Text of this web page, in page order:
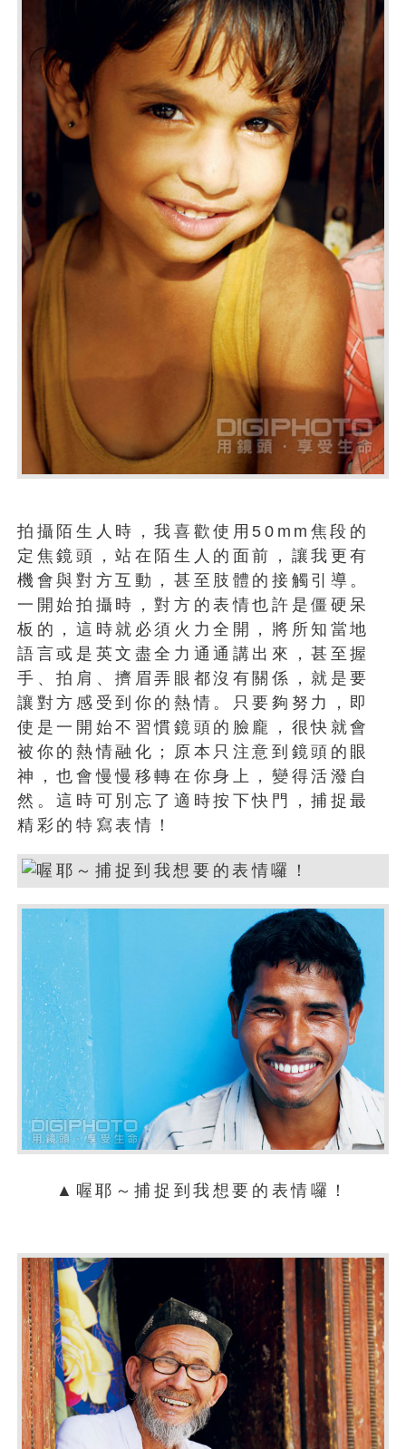
拍攝陌生人時，我喜歡使用50mm焦段的
定焦鏡頭，站在陌生人的面前，讓我更有
機會與對方互動，甚至肢體的接觸引導。
一開始拍攝時，對方的表情也許是僵硬呆
板的，這時就必須火力全開，將所知當地
語言或是英文盡全力通通講出來，甚至握
手、拍肩、擠眉弄眼都沒有關係，就是要
讓對方感受到你的熱情。只要夠努力，即
使是一開始不習慣鏡頭的臉龐，很快就會
被你的熱情融化；原本只注意到鏡頭的眼
神，也會慢慢移轉在你身上，變得活潑自
然。這時可別忘了適時按下快門，捕捉最
精彩的特寫表情！
▲喔耶～捕捉到我想要的表情囉！